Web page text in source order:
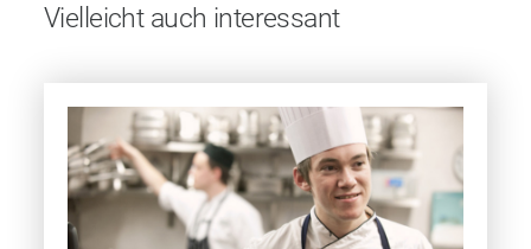
Vielleicht auch interessant